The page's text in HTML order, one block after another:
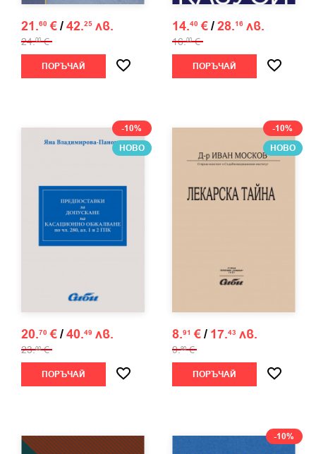
21.60 €/42.25 лв.
24.00 €
ПОРЪЧАЙ
14.40 €/28.16 лв.
16.00 €
ПОРЪЧАЙ
-10%
НОВО
20.70 €/40.49 лв.
23.00 €
ПОРЪЧАЙ
-10%
НОВО
8.91 €/ 17.43 лв.
9.90 €
ПОРЪЧАЙ
-10%